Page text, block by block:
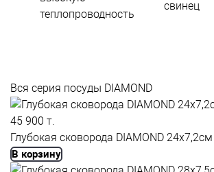
теплопроводность
свинец
Вся серия посуды DIAMOND
45 900 т.
Глубокая сковорода DIAMOND
В корзину